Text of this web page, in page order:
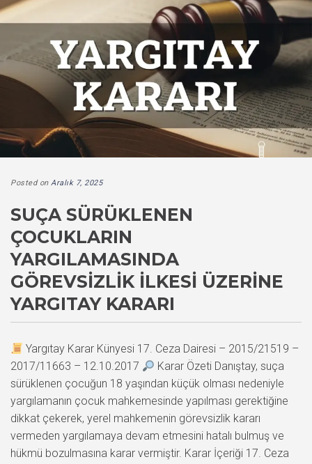
Posted on Aralık 7, 2025
SUÇA SÜRÜKLENEN
ÇOCUKLARIN
YARGILAMASINDA
GÖREVSIZLIK İLKESI ÜZERINE
YARGITAY KARARI
Yargıtay Karar Künyesi 17. Ceza Dairesi – 2015/21519 –
2017/11663 – 12.10.2017
Karar Özeti Danıştay, suça
sürüklenen çocuğun 18 yaşından küçük olması nedeniyle
yargılamanın çocuk mahkemesinde yapılması gerektiğine
dikkat çekerek, yerel mahkemenin görevsizlik kararı
vermeden yargılamaya devam etmesini hatalı bulmuş ve
hükmü bozulmasına karar vermiştir. Karar İçeriği 17. Ceza